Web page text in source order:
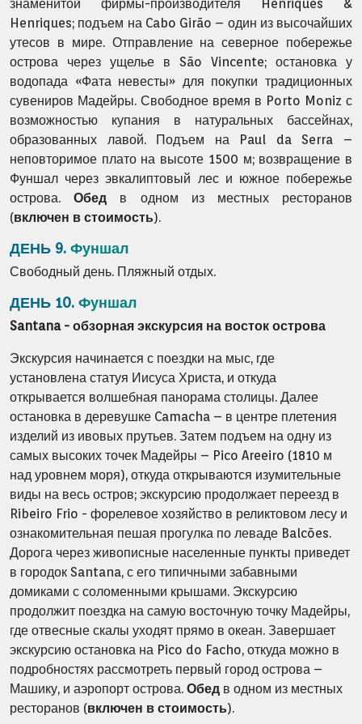
знаменитой фирмы-производителя Henriques &
Henriques; подъем на Cabo Girão – один из высочайших
утесов в мире. Отправление на северное побережье
острова через ущелье в São Vincente; остановка у
водопада «Фата невесты» для покупки традиционных
сувениров Мадейры. Свободное время в Porto Moniz с
возможностью купания в натуральных бассейнах,
образованных лавой. Подъем на Paul da Serra –
неповторимое плато на высоте 1500 м; возвращение в
Фуншал через эвкалиптовый лес и южное побережье
острова.Обед в одном из местных ресторанов
(включен в стоимость).
ДЕНЬ 9. Фуншал
Свободный день. Пляжный отдых.
ДЕНЬ 10. Фуншал
Santana - обзорная экскурсия на восток острова
Экскурсия начинается с поездки на мыс, где
установлена статуя Иисуса Христа, и откуда
открывается волшебная панорама столицы. Далее
остановка в деревушке Camacha – в центре плетения
изделий из ивовых прутьев. Затем подъем на одну из
самых высоких точек Мадейры – Pico Areeiro (1810 м
над уровнем моря), откуда открываются изумительные
виды на весь остров; экскурсию продолжает переезд в
Ribeiro Frio - форелевое хозяйство в реликтовом лесу и
ознакомительная пешая прогулка по леваде Balcões.
Дорога через живописные населенные пункты приведет
в городок Santana, с его типичными забавными
домиками с соломенными крышами. Экскурсию
продолжит поездка на самую восточную точку Мадейры,
где отвесные скалы уходят прямо в океан. Завершает
экскурсию остановка на Pico do Facho, откуда можно в
подробностях рассмотреть первый город острова –
Машику, и аэропорт острова. Обед в одном из местных
ресторанов (включен в стоимость).